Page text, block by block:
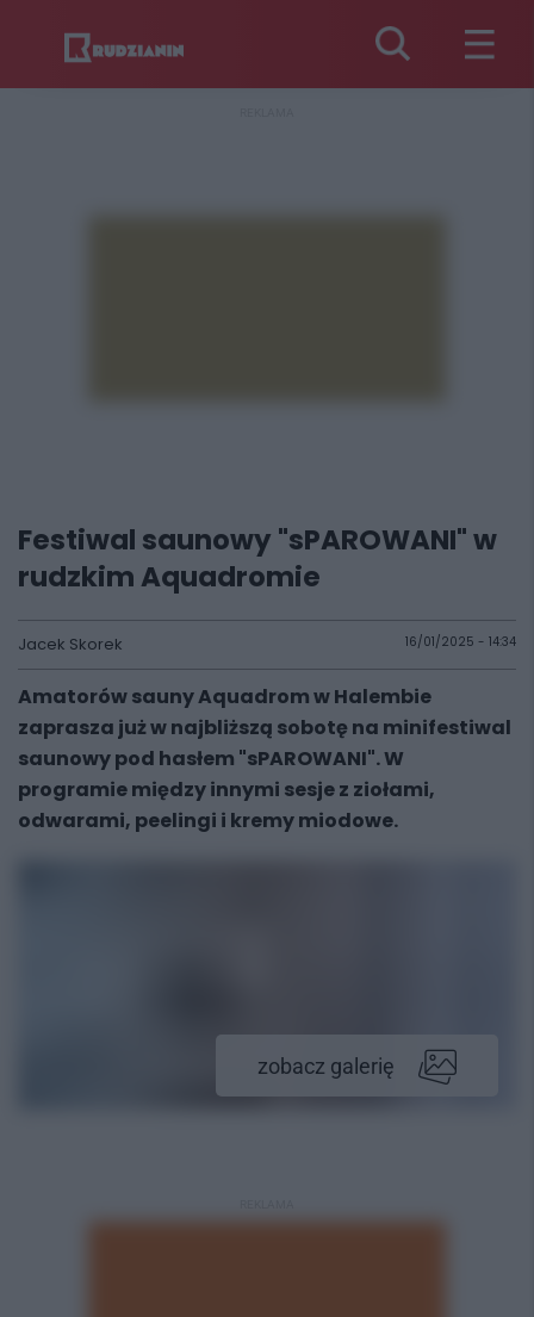
Festiwal saunowy "sPAROWANI" w
rudzkim Aquadromie
Jacek Skorek 16/01/2025 - 14:34
Amatorów sauny Aquadrom w Halembie
zaprasza już w najbliższą sobotę na minifestiwal
saunowy pod hasłem "sPAROWANI". W
programie między innymi sesje z ziołami,
odwarami, peelingi i kremy miodowe.
zobacz galerię